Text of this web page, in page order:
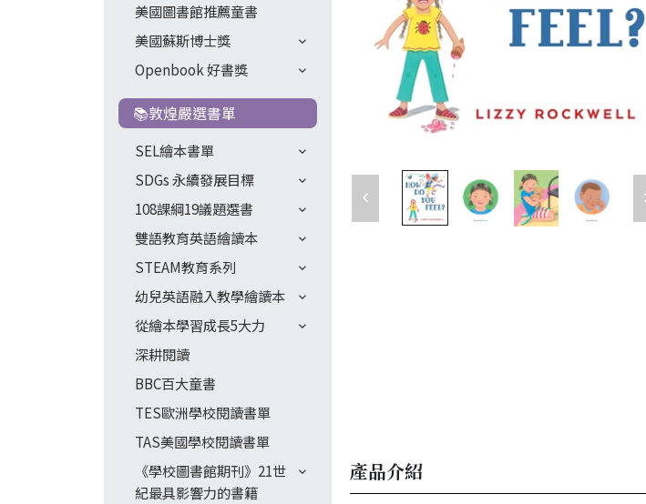
美國圖書館推薦童書
美國蘇斯博士獎
Openbook 好書獎
📚敦煌嚴選書單
SEL繪本書單
SDGs 永續發展目標
108課綱19議題選書
雙語教育英語繪讀本
STEAM教育系列
幼兒英語融入教學繪讀本
從繪本學習成長5大力
深耕閱讀
BBC百大童書
TES歐洲學校閱讀書單
TAS美國學校閱讀書單
《學校圖書館期刊》21世
紀最具影響力的書籍
產品介紹